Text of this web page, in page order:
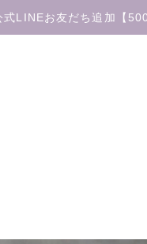
式LINEお友だち追加【